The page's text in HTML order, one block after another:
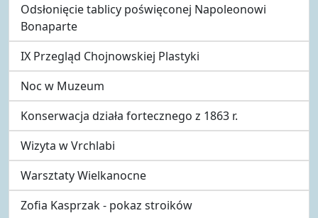
Odsłonięcie tablicy poświęconej Napoleonowi
Bonaparte
IX Przegląd Chojnowskiej Plastyki
Noc w Muzeum
Konserwacja działa fortecznego z 1863 r.
Wizyta w Vrchlabi
Warsztaty Wielkanocne
Zofia Kasprzak - pokaz stroików